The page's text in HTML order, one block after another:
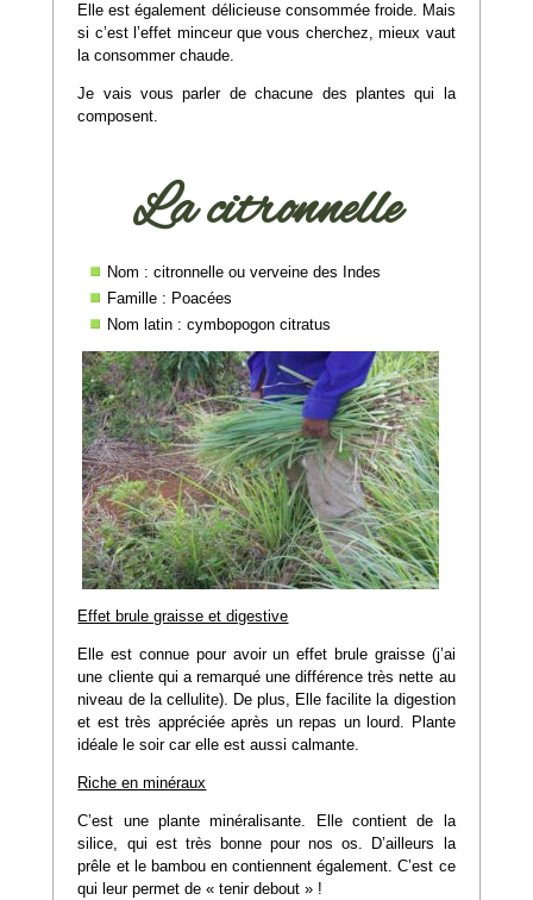
Elle est également délicieuse consommée froide. Mais
si c’est l’effet minceur que vous cherchez, mieux vaut
la consommer chaude.
Je vais vous parler de chacune des plantes qui la
composent.
La citronnelle
Nom : citronnelle ou verveine des Indes
Famille : Poacées
Nom latin : cymbopogon citratus
Effet brule graisse et digestive
Elle est connue pour avoir un effet brule graisse (j’ai
une cliente qui a remarqué une différence très nette au
niveau de la cellulite). De plus, Elle facilite la digestion
et est très appréciée après un repas un lourd. Plante
idéale le soir car elle est aussi calmante.
Riche en minéraux
C’est une plante minéralisante. Elle contient de la
silice, qui est très bonne pour nos os. D’ailleurs la
prêle et le bambou en contiennent également. C’est ce
qui leur permet de « tenir debout » !